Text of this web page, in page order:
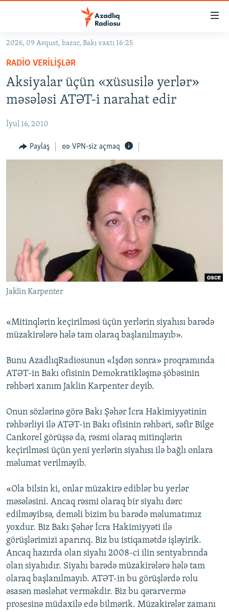
Əsas
qayıt
Əsas
naviqasiyaya
qayıt
Axtarışa
keç
GÜNDƏM
#İZAHLA
KORRUPSIOMETR
FƏRQƏ BAX
QANUNI DOĞRU
İNFOQRAFIKA
KARIKATURA
AZƏRBAYCAN ƏDƏBIYYATI KITABXANASI
İSLAM VƏ DEMOKRATIYA
İZ - MƏDƏNIYYƏT PROQRAMI
MISSIYAMIZ
PEŞƏ ETIKASI VƏ JURNALISTIKA STANDARTLARIMIZ
MATERIALLARIMIZDAN ISTIFADƏ
AZADLIQRADIOSU MOBIL TELEFONUNUZDA
XƏBƏR BÜLLETENLƏRIMIZ
BIZI IZLƏ
RFE/RL-in bütün saytları
2026, 09 Avqust, bazar, Bakı vaxtı 16:25
RADIO VERILIŞLƏR
Aksiyalar üçün «xüsusilə yerlər»
məsələsi ATƏT-i narahat edir
İyul 16, 2010
Paylaş VPN-siz açmaq
Jaklin Karpenter
«Mitinqlərin keçirilməsi üçün yerlərin siyahısı barədə
müzakirələrə hələ tam olaraq başlanılmayıb».
Bunu AzadlıqRadiosunun «İşdən sonra» proqramında
ATƏT-in Bakı ofisinin Demokratikləşmə şöbəsinin
rəhbəri xanım Jaklin Karpenter deyib.
Onun sözlərinə görə Bakı Şəhər İcra Hakimiyyətinin
rəhbərliyi ilə ATƏT-in Bakı ofisinin rəhbəri, səfir Bilge
Cankorel görüşsə də, rəsmi olaraq mitinqlərin
keçirilməsi üçün yeni yerlərin siyahısı ilə bağlı onlara
məlumat verilməyib.
«Ola bilsin ki, onlar müzakirə ediblər bu yerlər
məsələsini. Ancaq rəsmi olaraq bir siyahı dərc
edilməyibsə, deməli bizim bu barədə məlumatımız
yoxdur. Biz Bakı Şəhər İcra Hakimiyyəti ilə
görüşlərimizi aparırıq. Biz bu istiqamətdə işləyirik.
Ancaq hazırda olan siyahı 2008-ci ilin sentyabrında
olan siyahıdır. Siyahı barədə müzakirələrə hələ tam
olaraq başlanılmayıb. ATƏT-in bu görüşlərdə rolu
əsasən məsləhət verməkdir. Biz bu qərarvermə
prosesinə müdaxilə edə bilmərik. Müzakirələr zamanı